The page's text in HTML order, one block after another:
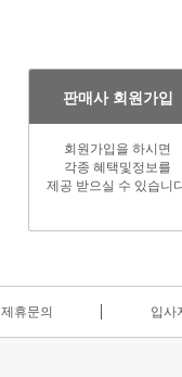
판매사 회원가입
회원가입을 하시면
각종 혜택및정보를
제공 받으실 수 있습니
제휴문의 입사